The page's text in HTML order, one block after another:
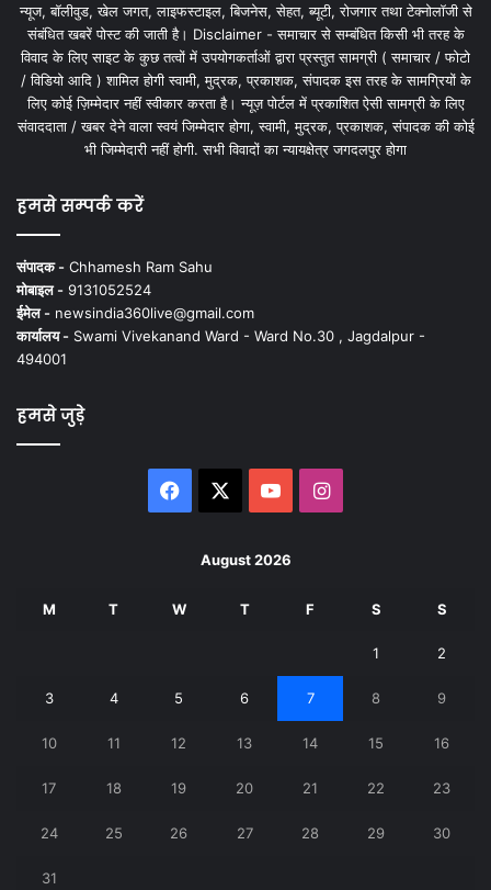
न्यूज, बॉलीवुड, खेल जगत, लाइफस्टाइल, बिजनेस, सेहत, ब्यूटी, रोजगार तथा टेक्नोलॉजी से
संबंधित खबरें पोस्ट की जाती है। Disclaimer - समाचार से सम्बंधित किसी भी तरह के
विवाद के लिए साइट के कुछ तत्वों में उपयोगकर्ताओं द्वारा प्रस्तुत सामग्री ( समाचार / फोटो
/ विडियो आदि ) शामिल होगी स्वामी, मुद्रक, प्रकाशक, संपादक इस तरह के सामग्रियों के
लिए कोई ज़िम्मेदार नहीं स्वीकार करता है। न्यूज़ पोर्टल में प्रकाशित ऐसी सामग्री के लिए
संवाददाता / खबर देने वाला स्वयं जिम्मेदार होगा, स्वामी, मुद्रक, प्रकाशक, संपादक की कोई
भी जिम्मेदारी नहीं होगी. सभी विवादों का न्यायक्षेत्र जगदलपुर होगा
हमसे सम्पर्क करें
संपादक - Chhamesh Ram Sahu
मोबाइल - 9131052524
ईमेल - newsindia360live@gmail.com
कार्यालय - Swami Vivekanand Ward - Ward No.30 , Jagdalpur -
494001
हमसे जुड़े
Facebook YouTubeInstagram
August 2026
M T W T F S S
1 2
3 4 5 6 7 8 9
10 11 12 13 14 15 16
17 18 19 20 21 22 23
24 25 26 27 28 29 30
31